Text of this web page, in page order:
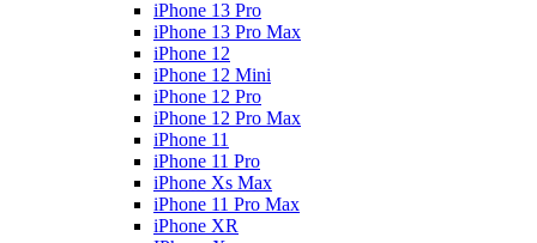
iPhone 13 Pro
iPhone 13 Pro Max
iPhone 12
iPhone 12 Mini
iPhone 12 Pro
iPhone 12 Pro Max
iPhone 11
iPhone 11 Pro
iPhone Xs Max
iPhone 11 Pro Max
iPhone XR